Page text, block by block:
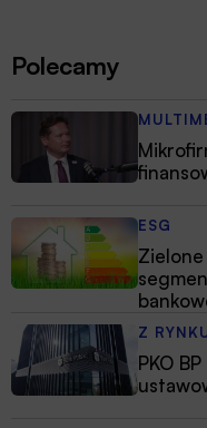
Polecamy
ESG
Z
PKO